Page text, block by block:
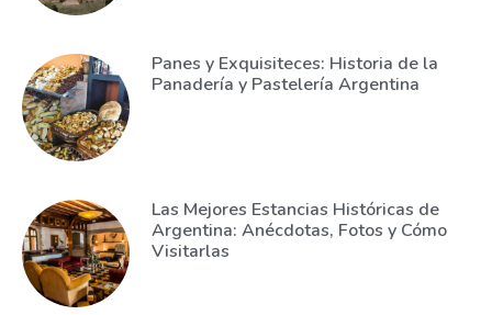
Panes y Exquisiteces: Historia de la
Panadería y Pastelería Argentina
Las Mejores Estancias Históricas de
Argentina: Anécdotas, Fotos y Cómo
Visitarlas